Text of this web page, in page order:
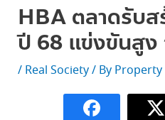
HBA ตลาดรับส
ปี 68 แข่งขันสูง
/ Real Society/ By